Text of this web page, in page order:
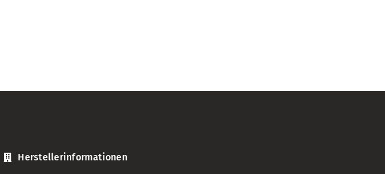
Herstellerinformationen